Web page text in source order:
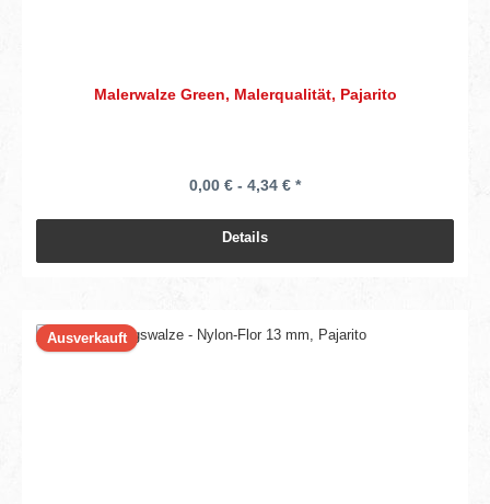
Malerwalze Green, Malerqualität, Pajarito
0,00 € - 4,34 € *
Details
Ausverkauft